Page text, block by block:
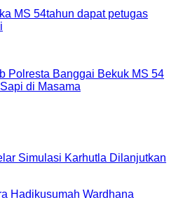
Polresta Banggai Bekuk MS 54
di Masama
Simulasi Karhutla Dilanjutkan